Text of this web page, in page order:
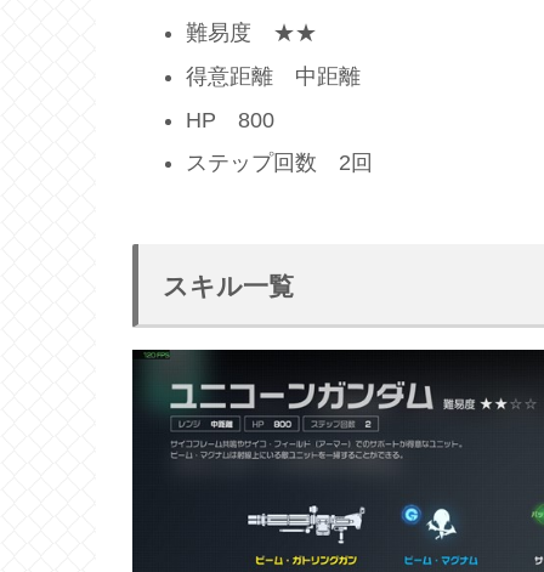
難易度 ★★
得意距離 中距離
HP 800
ステップ回数 2回
スキル一覧